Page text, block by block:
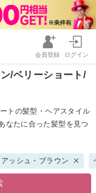
会員登録 ログイン
/ベリーショート/
トの髪型・ヘアスタイル
なたに合った髪型を見つ
アッシュ・ブラウン